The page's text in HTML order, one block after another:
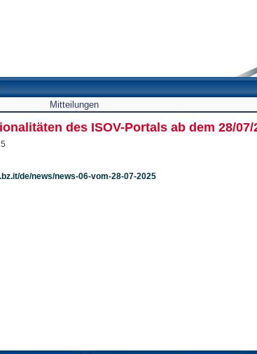
Mitteilungen
des ISOV-Portals ab dem 28/07/
de/news/news-06-vom-28-07-2025